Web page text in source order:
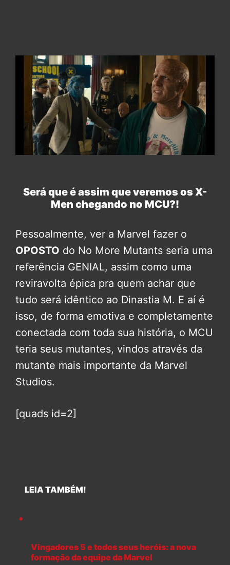
Será que é assim que veremos os X-
Men chegando no MCU?!
Pessoalmente, ver a Marvel fazer o
OPOSTO do No More Mutants seria uma
referência GENIAL, assim como uma
reviravolta épica pra quem achar que
tudo será idêntico ao Dinastia M. E aí é
isso, de forma emotiva e completamente
conectada com toda sua história, o MCU
teria seus mutantes, vindos através da
mutante mais importante da Marvel
Studios.
[quads id=2]
LEIA TAMBÉM!
Vingadores 5 e todos seus heróis: a nova
formação da equipe da Marvel